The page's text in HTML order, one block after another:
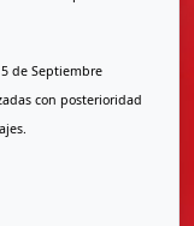
de Septiembre
con posterioridad